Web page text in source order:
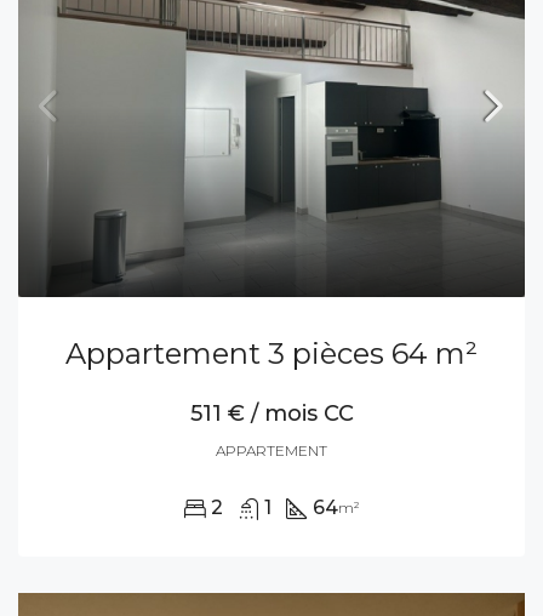
Appartement 3 pièces 64 m²
511 € / mois CC
APPARTEMENT
2 1 64m²